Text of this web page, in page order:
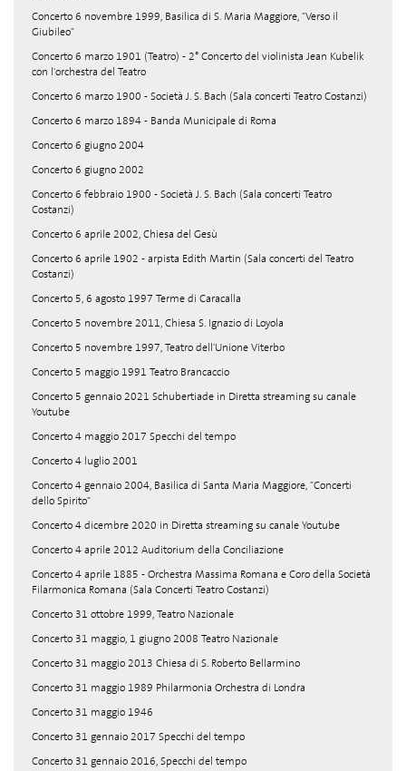
Concerto 6 novembre 1999, Basilica di S. Maria Maggiore, "Verso il
Giubileo"
Concerto 6 marzo 1901 (Teatro) - 2° Concerto del violinista Jean Kubelik
con l'orchestra del Teatro
Concerto 6 marzo 1900 - Società J. S. Bach (Sala concerti Teatro Costanzi)
Concerto 6 marzo 1894 - Banda Municipale di Roma
Concerto 6 giugno 2004
Concerto 6 giugno 2002
Concerto 6 febbraio 1900 - Società J. S. Bach (Sala concerti Teatro
Costanzi)
Concerto 6 aprile 2002, Chiesa del Gesù
Concerto 6 aprile 1902 - arpista Edith Martin (Sala concerti del Teatro
Costanzi)
Concerto 5, 6 agosto 1997 Terme di Caracalla
Concerto 5 novembre 2011, Chiesa S. Ignazio di Loyola
Concerto 5 novembre 1997, Teatro dell'Unione Viterbo
Concerto 5 maggio 1991 Teatro Brancaccio
Concerto 5 gennaio 2021 Schubertiade in Diretta streaming su canale
Youtube
Concerto 4 maggio 2017 Specchi del tempo
Concerto 4 luglio 2001
Concerto 4 gennaio 2004, Basilica di Santa Maria Maggiore, "Concerti
dello Spirito"
Concerto 4 dicembre 2020 in Diretta streaming su canale Youtube
Concerto 4 aprile 2012 Auditorium della Conciliazione
Concerto 4 aprile 1885 - Orchestra Massima Romana e Coro della Società
Filarmonica Romana (Sala Concerti Teatro Costanzi)
Concerto 31 ottobre 1999, Teatro Nazionale
Concerto 31 maggio, 1 giugno 2008 Teatro Nazionale
Concerto 31 maggio 2013 Chiesa di S. Roberto Bellarmino
Concerto 31 maggio 1989 Philarmonia Orchestra di Londra
Concerto 31 maggio 1946
Concerto 31 gennaio 2017 Specchi del tempo
Concerto 31 gennaio 2016, Specchi del tempo